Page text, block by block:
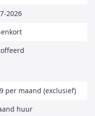
2026
per maand (exclusief)
huur